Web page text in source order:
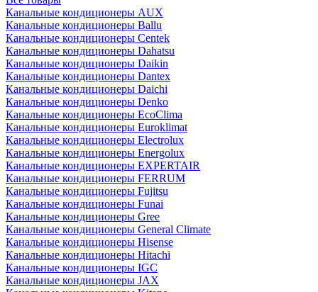
Канальные кондиционеры AUX
Канальные кондиционеры Ballu
Канальные кондиционеры Centek
Канальные кондиционеры Dahatsu
Канальные кондиционеры Daikin
Канальные кондиционеры Dantex
Канальные кондиционеры Daichi
Канальные кондиционеры Denko
Канальные кондиционеры EcoClima
Канальные кондиционеры Euroklimat
Канальные кондиционеры Electrolux
Канальные кондиционеры Energolux
Канальные кондиционеры EXPERTAIR
Канальные кондиционеры FERRUM
Канальные кондиционеры Fujitsu
Канальные кондиционеры Funai
Канальные кондиционеры Gree
Канальные кондиционеры General Climate
Канальные кондиционеры Hisense
Канальные кондиционеры Hitachi
Канальные кондиционеры IGC
Канальные кондиционеры JAX